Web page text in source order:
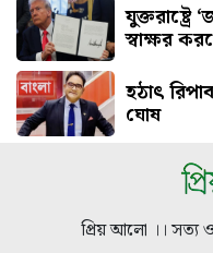
যুক্তরাষ্ট্রে
স্বাক্ষর
হঠাৎ
ঘোষ
প্রিয় আলো ।। সত্য ও